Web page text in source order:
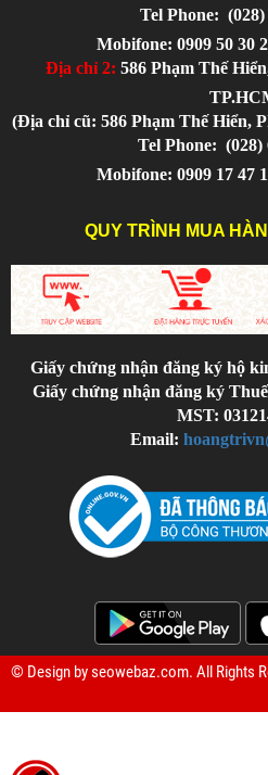
Tel Phone: (028)
Mobifone: 0909 50 30
Địa chỉ 2: 586 Phạm Thế
(Địa chỉ cũ: 586 Phạm Thế Hiển,
Tel Phone: (028)
Mobifone: 0909 17 47
QUY TRÌNH MUA
Giấy chứng nhận đăng ký hộ
Giấy chứng nhận đăng ký
MST:
Email:
© Design byseowebaz.com. All Rights